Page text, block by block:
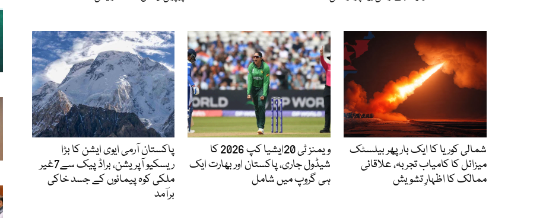
پاکستان آرمی ایوی ایشن کا بڑا
ریسکیو آپریشن، براڈ پیک سے7غیر
ملکی کوہ پیمائوں کے جسد خاکی
برآمد
ویمنز ٹی 20ایشیا کپ 2026 کا
شیڈول جاری، پاکستان اور بھارت ایک
ہی گروپ میں شامل
شمالی کوریا کا ایک بار پھر بیلسٹک
میزائل کا کامیاب تجربہ، علاقائی
ممالک کا اظہارِ تشویش